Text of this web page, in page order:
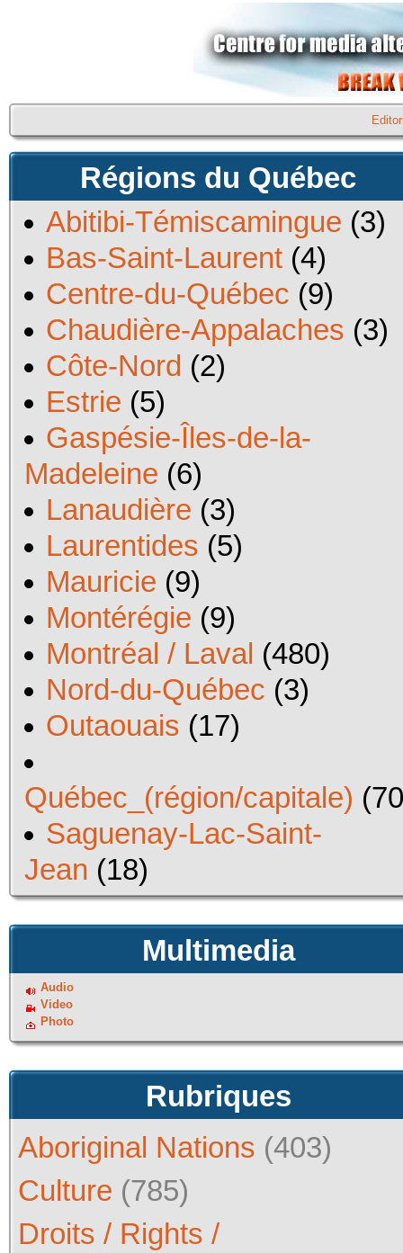
Régions du Québec
Abitibi-Témiscamingue (3)
Bas-Saint-Laurent (4)
Centre-du-Québec (9)
Chaudière-Appalaches (3)
Côte-Nord (2)
Estrie (5)
Gaspésie-Îles-de-la-
Madeleine (6)
Lanaudière (3)
Laurentides (5)
Mauricie (9)
Montérégie (9)
Montréal / Laval (480)
Nord-du-Québec (3)
Outaouais (17)
Québec_(région/capitale)
Saguenay-Lac-Saint-
Jean (18)
Multimedia
Audio
Video
Photo
Rubriques
Aboriginal Nations (403)
Culture (785)
Droits / Rights /